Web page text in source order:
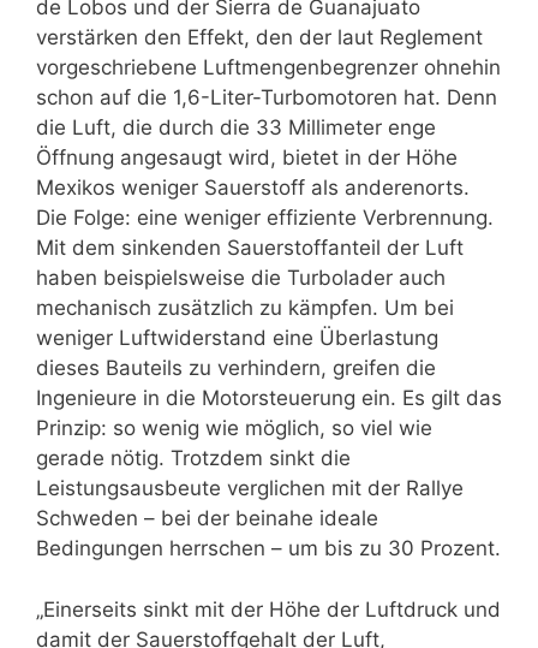
de Lobos und der Sierra de Guanajuato
verstärken den Effekt, den der laut Reglement
vorgeschriebene Luftmengenbegrenzer ohnehin
schon auf die 1,6-Liter-Turbomotoren hat. Denn
die Luft, die durch die 33 Millimeter enge
Öffnung angesaugt wird, bietet in der Höhe
Mexikos weniger Sauerstoff als anderenorts.
Die Folge: eine weniger effiziente Verbrennung.
Mit dem sinkenden Sauerstoffanteil der Luft
haben beispielsweise die Turbolader auch
mechanisch zusätzlich zu kämpfen. Um bei
weniger Luftwiderstand eine Überlastung
dieses Bauteils zu verhindern, greifen die
Ingenieure in die Motorsteuerung ein. Es gilt das
Prinzip: so wenig wie möglich, so viel wie
gerade nötig. Trotzdem sinkt die
Leistungsausbeute verglichen mit der Rallye
Schweden – bei der beinahe ideale
Bedingungen herrschen – um bis zu 30 Prozent.
„Einerseits sinkt mit der Höhe der Luftdruck und
damit der Sauerstoffgehalt der Luft,